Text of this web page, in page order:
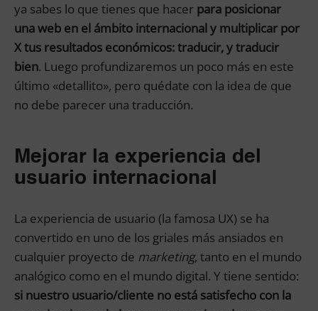
ya sabes lo que tienes que hacer para posicionar
una web en el ámbito internacional y multiplicar por
X tus resultados económicos: traducir, y traducir
bien. Luego profundizaremos un poco más en este
último «detallito», pero quédate con la idea de que
no debe parecer una traducción.
Mejorar la experiencia del
usuario internacional
La experiencia de usuario (la famosa UX) se ha
convertido en uno de los griales más ansiados en
cualquier proyecto de marketing, tanto en el mundo
analógico como en el mundo digital. Y tiene sentido:
si nuestro usuario/cliente no está satisfecho con la